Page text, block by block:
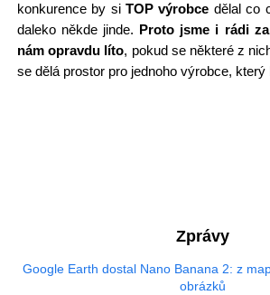
konkurence by siTOP výrobce dělal co
daleko někde jinde. Proto jsme i rádi
nám opravdu líto, pokud se některé z
se dělá prostor pro jednoho výrobce, který
Zprávy
Google Earth dostal Nano Banana 2: z
obrázků